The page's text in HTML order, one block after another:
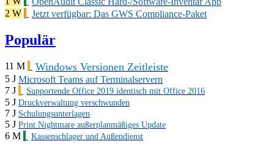
2 W
Jetzt verfügbar: Das GWS Compliance-Paket
Populär
11 M Windows Versionen Zeitleiste
5 J Microsoft Teams auf Terminalservern
7 J
Supportende Office 2019 identisch mit Office 2016
5 J Druckverwaltung verschwunden
7 J Schulungsunterlagen
5 J Print Nightmare außerplanmäßiges Update
6 M Kassenschlager und Außendienst